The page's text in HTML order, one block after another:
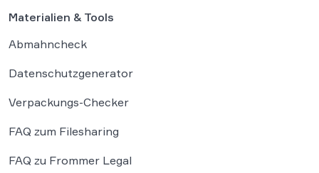
Materialien & Tools
Abmahncheck
Datenschutzgenerator
Verpackungs-Checker
FAQ zum Filesharing
FAQ zu Frommer Legal